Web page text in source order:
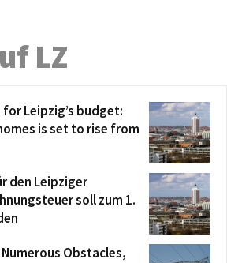
LZ
Leipzig’s budget:
is set to rise from
den Leipziger
soll zum 1.
Obstacles,